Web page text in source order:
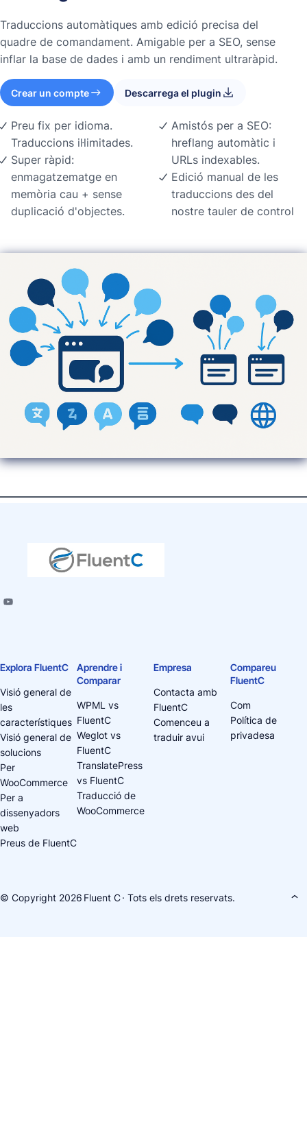
Traduccions automàtiques amb edició precisa del
quadre de comandament. Amigable per a SEO, sense
inflar la base de dades i amb un rendiment ultraràpid.
Crear un compte Descarrega el plugin
Preu fix per idioma.
Traduccions il·limitades.
Super ràpid:
enmagatzematge en
memòria cau + sense
duplicació d'objectes.
Amistós per a SEO:
hreflang automàtic i
URLs indexables.
Edició manual de les
traduccions des del
nostre tauler de control
Explora FluentC
Visió general de
les
característiques
Visió general de
solucions
Per
WooCommerce
Per a
dissenyadors
web
Preus de FluentC
Aprendre i
Comparar
WPML vs
FluentC
Weglot vs
FluentC
TranslatePress
vs FluentC
Traducció de
WooCommerce
Empresa
Contacta amb
FluentC
Comenceu a
traduir avui
Compareu
FluentC
Com
Política de
privadesa
© Copyright 2026 Fluent C· Tots els drets reservats.